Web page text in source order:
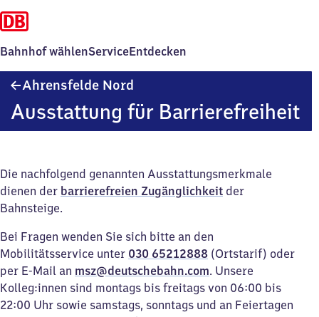
Bahnhof wählenServiceEntdecken
Ahrensfelde Nord
Ausstattung für Barrierefreiheit
Die nachfolgend genannten Ausstattungsmerkmale
dienen der barrierefreien Zugänglichkeit der
Bahnsteige.
Bei Fragen wenden Sie sich bitte an den
Mobilitätsservice unter 030 65212888 (Ortstarif) oder
per E-Mail an msz@deutschebahn.com. Unsere
Kolleg:innen sind montags bis freitags von 06:00 bis
22:00 Uhr sowie samstags, sonntags und an Feiertagen